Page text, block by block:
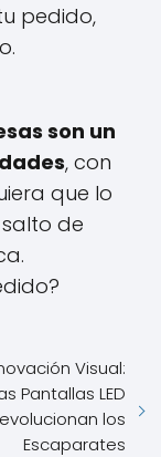
pedido,
son un
, con
que lo
de
Visual:
Pantallas LED
los
Escaparates